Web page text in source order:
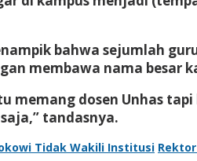
bahwa sejumlah
membawa nama besar
memang dosen Unhas
tandasnya.
Tidak Wakili Institusi